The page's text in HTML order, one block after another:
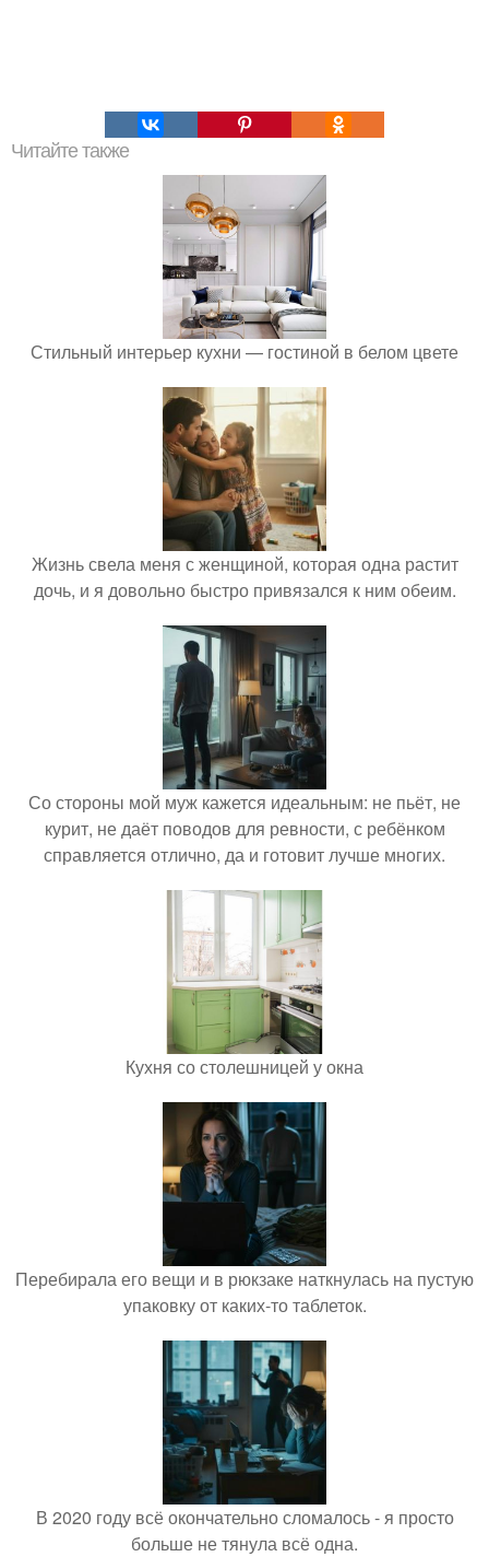
Читайте также
Стильный интерьер кухни — гостиной в белом цвете
Жизнь свела меня с женщиной, которая одна растит
дочь, и я довольно быстро привязался к ним обеим.
Со стороны мой муж кажется идеальным: не пьёт, не
курит, не даёт поводов для ревности, с ребёнком
справляется отлично, да и готовит лучше многих.
Кухня со столешницей у окна
Перебирала его вещи и в рюкзаке наткнулась на пустую
упаковку от каких-то таблеток.
В 2020 году всё окончательно сломалось - я просто
больше не тянула всё одна.